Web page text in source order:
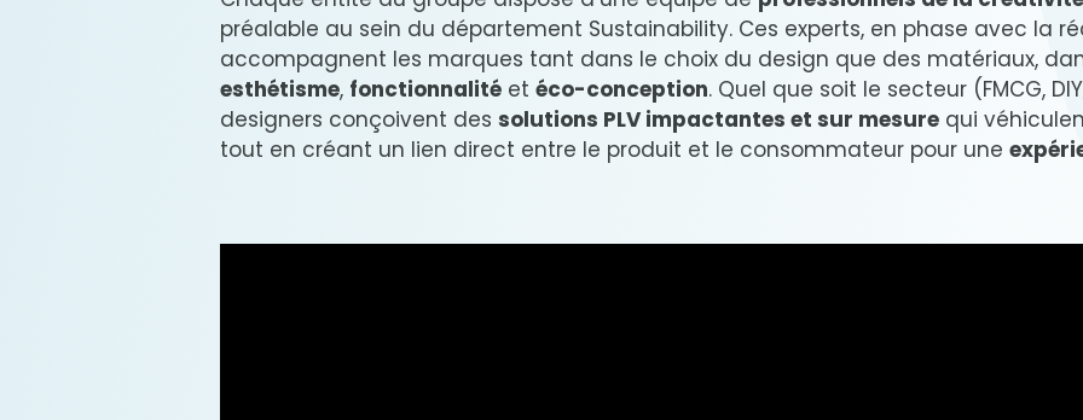
préalable au sein du département Sustainability. Ces experts, en phase avec la
accompagnent les marques tant dans le choix du design que des matériaux,
esthétisme, fonctionnalité et éco-conception. Quel que soit le secteur (FMCG,
designers conçoivent des solutions PLV impactantes et sur mesure qui
tout en créant un lien direct entre le produit et le consommateur pour une